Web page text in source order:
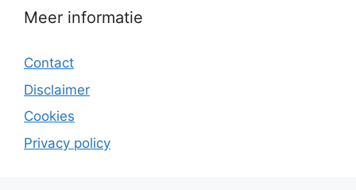
Meer informatie
Contact
Disclaimer
Cookies
Privacy policy